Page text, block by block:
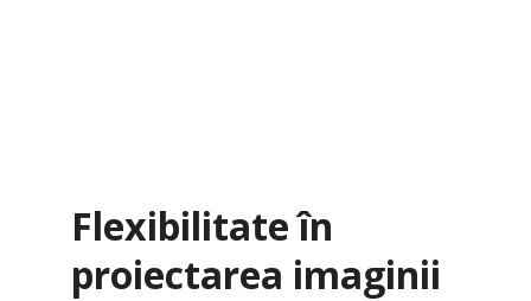
Flexibilitate în
proiectarea imaginii